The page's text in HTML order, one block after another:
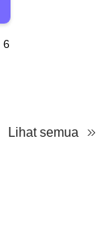
6
Lihat semua